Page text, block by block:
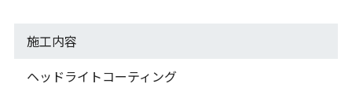
施工内容
ヘッドライトコーティング